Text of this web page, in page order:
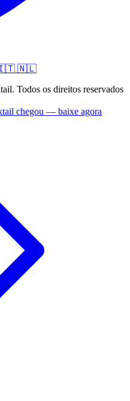
🇳🇱
Todos os direitos reservados
chegou — baixe agora